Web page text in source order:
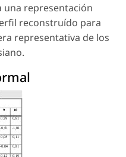
una representación
reconstruído para
representativa de los